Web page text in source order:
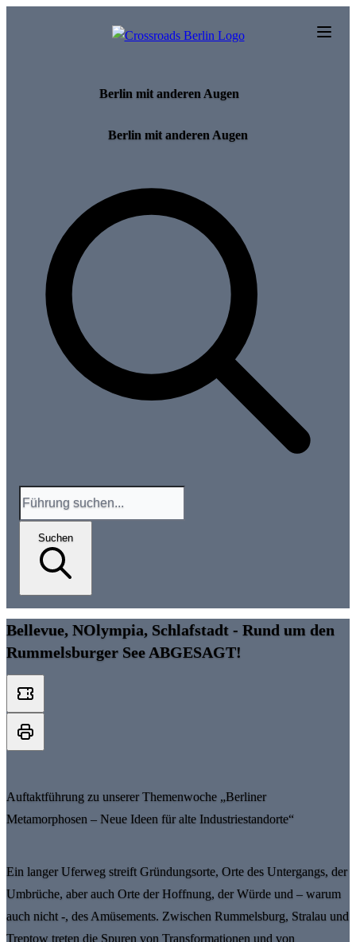
Berlin mit anderen Augen
Berlin mit anderen Augen
Suchen
Bellevue, NOlympia, Schlafstadt - Rund um den
Rummelsburger See ABGESAGT!
Auftaktführung zu unserer Themenwoche „Berliner
Metamorphosen – Neue Ideen für alte Industriestandorte“
Ein langer Uferweg streift Gründungsorte, Orte des Untergangs, der
Umbrüche, aber auch Orte der Hoffnung, der Würde und – warum
auch nicht -, des Amüsements. Zwischen Rummelsburg, Stralau und
Treptow treten die Spuren von Transformationen und von